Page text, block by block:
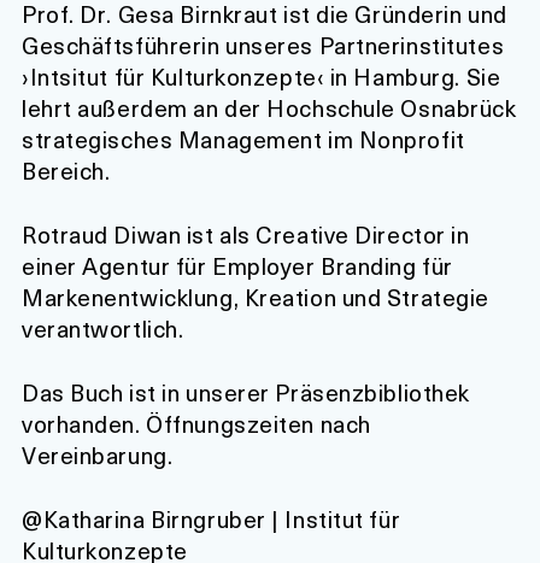
Prof. Dr. Gesa Birnkraut ist die Gründerin und
Geschäftsführerin unseres Partnerinstitutes
›Intsitut für Kulturkonzepte‹ in Hamburg. Sie
lehrt außerdem an der Hochschule Osnabrück
strategisches Management im Nonprofit
Bereich.
Rotraud Diwan ist als Creative Director in
einer Agentur für Employer Branding für
Markenentwicklung, Kreation und Strategie
verantwortlich.
Das Buch ist in unserer Präsenzbibliothek
vorhanden. Öffnungszeiten nach
Vereinbarung.
@Katharina Birngruber | Institut für
Kulturkonzepte